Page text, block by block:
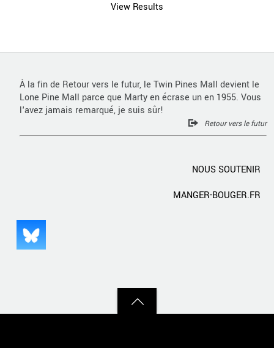
View Results
À la fin de Retour vers le futur, le Twin Pines Mall devient le
Lone Pine Mall parce que Marty en écrase un en 1955. Vous
l'avez jamais remarqué, je suis sûr!
Retour vers le futur
NOUS SOUTENIR
MANGER-BOUGER.FR
Back